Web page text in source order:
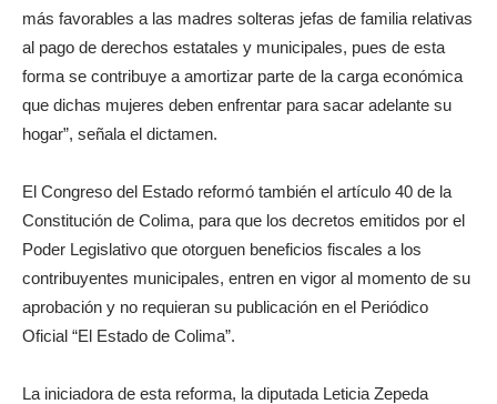
más favorables a las madres solteras jefas de familia relativas
al pago de derechos estatales y municipales, pues de esta
forma se contribuye a amortizar parte de la carga económica
que dichas mujeres deben enfrentar para sacar adelante su
hogar”, señala el dictamen.
El Congreso del Estado reformó también el artículo 40 de la
Constitución de Colima, para que los decretos emitidos por el
Poder Legislativo que otorguen beneficios fiscales a los
contribuyentes municipales, entren en vigor al momento de su
aprobación y no requieran su publicación en el Periódico
Oficial “El Estado de Colima”.
La iniciadora de esta reforma, la diputada Leticia Zepeda